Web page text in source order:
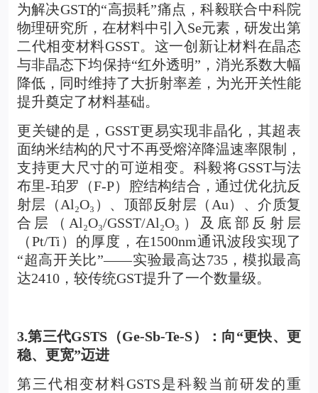
为解决GST的“高损耗”痛点，科毅联合中科院
物理研究所，在材料中引入Se元素，研发出第
二代相变材料GSST。这一创新让材料在晶态
与非晶态下均保持“红外透明”，消光系数大幅
降低，同时维持了大折射率差，为光开关性能
提升奠定了材料基础。
更关键的是，GSST更易实现非晶化，其超表
面纳米结构的尺寸不再受熔淬降温速率限制，
支持更大尺寸的可逆相变。科毅将GSST与法
布里-珀罗（F-P）腔结构结合，通过优化抗反
射层（Al₂O₃ ）、顶部反射层（Au）、介质复
合层（Al₂O₃/GSST/Al₂O₃ ）及底部反射层
（Pt/Ti）的厚度，在1500nm通讯波段实现了
“超高开关比”——实验最高达735，模拟最高
达2410，较传统GST提升了一个数量级。
3.第三代GSTS（Ge-Sb-Te-S）：向“更快、更
稳、更宽”迈进
第三代相变材料GSTS是科毅当前研发的重